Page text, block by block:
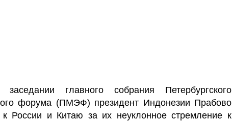
главного собрания Петербургского
форума (ПМЭФ) президент Индонезии Прабово
России и Китаю за их неуклонное стремление к